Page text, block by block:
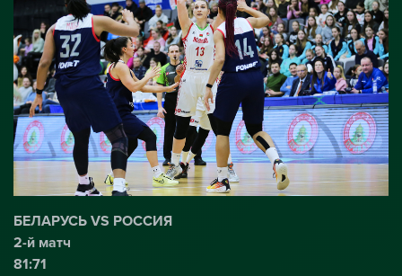
БЕЛАРУСЬ VS РОССИЯ
2-й матч
81:71